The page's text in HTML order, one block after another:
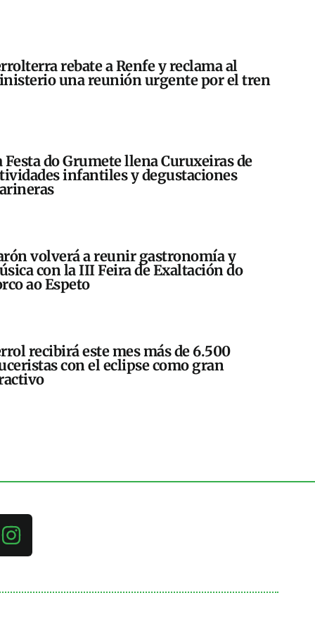
rebate a Renfe y reclama al
una reunión urgente por el tren
Festa do Grumete llena Curuxeiras de
infantiles y degustaciones
volverá a reunir gastronomía y
con la III Feira de Exaltación do
ao Espeto
recibirá este mes más de 6.500
con el eclipse como gran